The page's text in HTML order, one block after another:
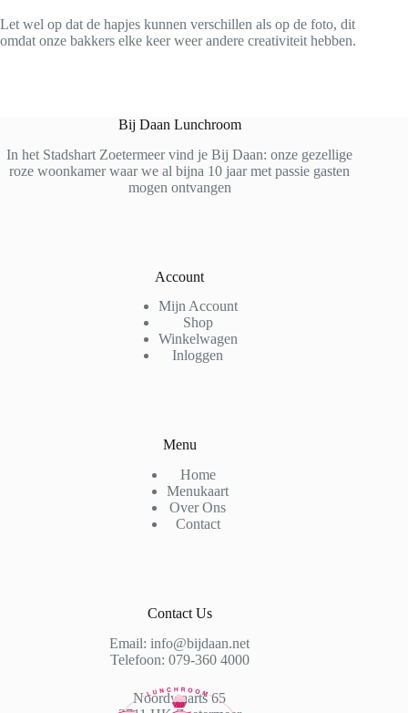
Let wel op dat de hapjes kunnen verschillen als op de foto, dit
omdat onze bakkers elke keer weer andere creativiteit hebben.
Bij Daan Lunchroom
In het Stadshart Zoetermeer vind je Bij Daan: onze gezellige
roze woonkamer waar we al bijna 10 jaar met passie gasten
mogen ontvangen
Account
Mijn Account
Shop
Winkelwagen
Inloggen
Menu
Home
Menukaart
Over Ons
Contact
Contact Us
Email: info@bijdaan.net
Telefoon: 079-360 4000
Noordwaarts 65